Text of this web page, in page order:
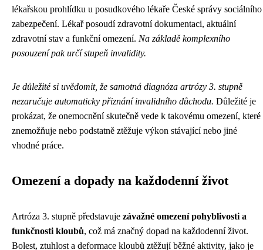
lékařskou prohlídku u posudkového lékaře České správy sociálního
zabezpečení. Lékař posoudí zdravotní dokumentaci, aktuální
zdravotní stav a funkční omezení. Na základě komplexního
posouzení pak určí stupeň invalidity.
Je důležité si uvědomit, že samotná diagnóza artrózy 3. stupně
nezaručuje automaticky přiznání invalidního důchodu. Důležité je
prokázat, že onemocnění skutečně vede k takovému omezení, které
znemožňuje nebo podstatně ztěžuje výkon stávající nebo jiné
vhodné práce.
Omezení a dopady na každodenní život
Artróza 3. stupně představuje závažné omezení pohyblivosti a
funkčnosti kloubů, což má značný dopad na každodenní život.
Bolest, ztuhlost a deformace kloubů ztěžují běžné aktivity, jako je